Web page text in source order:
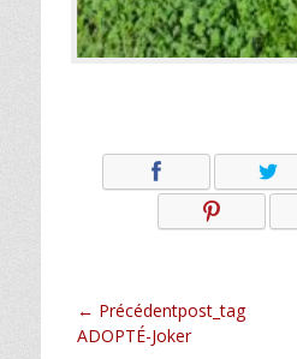
Navigation
de
← Précédentpost_tag
Article
ADOPTÉ-Joker